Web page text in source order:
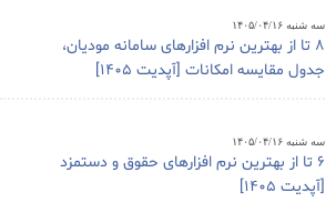
سه شنبه ۱۴۰۵/۰۴/۱۶
8 تا از بهترین نرم افزارهای سامانه مودیان،
جدول مقایسه امکانات [آپدیت 1405]
سه شنبه ۱۴۰۵/۰۴/۱۶
6 تا از بهترین نرم افزارهای حقوق و دستمزد
[آپدیت 1405]